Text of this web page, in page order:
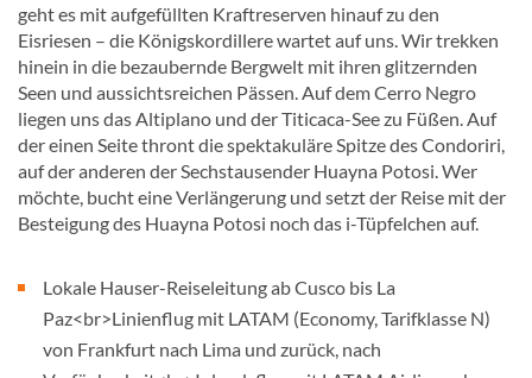
geht es mit aufgefüllten Kraftreserven hinauf zu den
Eisriesen – die Königskordillere wartet auf uns. Wir trekken
hinein in die bezaubernde Bergwelt mit ihren glitzernden
Seen und aussichtsreichen Pässen. Auf dem Cerro Negro
liegen uns das Altiplano und der Titicaca-See zu Füßen. Auf
der einen Seite thront die spektakuläre Spitze des Condoriri,
auf der anderen der Sechstausender Huayna Potosi. Wer
möchte, bucht eine Verlängerung und setzt der Reise mit der
Besteigung des Huayna Potosi noch das i-Tüpfelchen auf.
Lokale Hauser-Reiseleitung ab Cusco bis La
Paz<br>Linienflug mit LATAM (Economy, Tarifklasse N)
von Frankfurt nach Lima und zurück, nach